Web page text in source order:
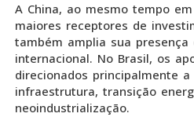
A China, ao mesmo tempo
maiores receptores de
também amplia sua presença
internacional. No Brasil, os
direcionados principalmente
infraestrutura, transição
neoindustrialização.